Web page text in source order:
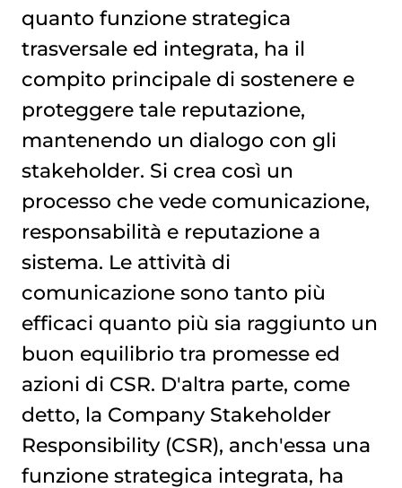
quanto funzione strategica
trasversale ed integrata, ha il
compito principale di sostenere e
proteggere tale reputazione,
mantenendo un dialogo con gli
stakeholder. Si crea così un
processo che vede comunicazione,
responsabilità e reputazione a
sistema. Le attività di
comunicazione sono tanto più
efficaci quanto più sia raggiunto un
buon equilibrio tra promesse ed
azioni di CSR. D'altra parte, come
detto, la Company Stakeholder
Responsibility (CSR), anch'essa una
funzione strategica integrata, ha